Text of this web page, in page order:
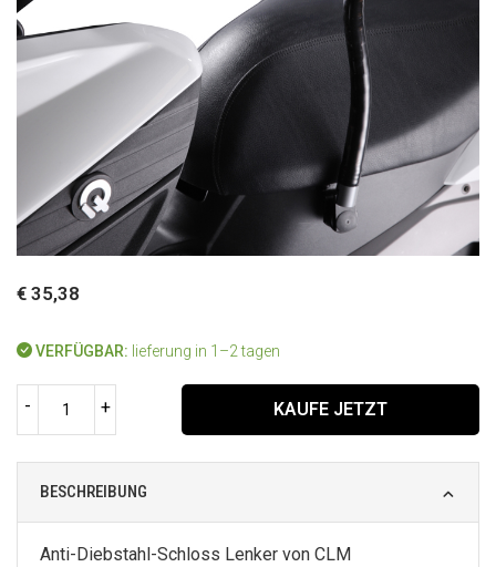
€ 35,38
VERFÜGBAR: lieferung in 1–2 tagen
- + KAUFE JETZT
BESCHREIBUNG
Anti-Diebstahl-Schloss Lenker von CLM